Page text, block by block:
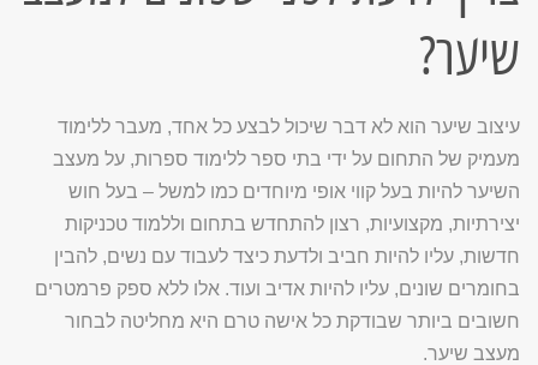
שיער?
עיצוב שיער הוא לא דבר שיכול לבצע כל אחד, מעבר ללימוד
מעמיק של התחום על ידי בתי ספר ללימוד ספרות, על מעצב
השיער להיות בעל קווי אופי מיוחדים כמו למשל – בעל חוש
יצירתיות, מקצועיות, רצון להתחדש בתחום וללמוד טכניקות
חדשות, עליו להיות חביב ולדעת כיצד לעבוד עם נשים, להבין
בחומרים שונים, עליו להיות אדיב ועוד. אלו ללא ספק פרמטרים
חשובים ביותר שבודקת כל אישה טרם היא מחליטה לבחור
מעצב שיער.